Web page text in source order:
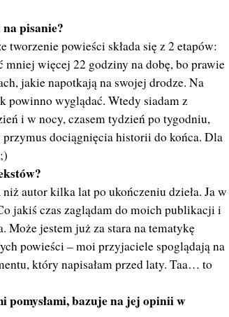
pisanie?
tworzenie powieści składa się z 2 etapów:
więcej 22 godziny na dobę, bo prawie
jakie napotkają na swojej drodze. Na
powinno wyglądać. Wtedy siadam z
i w nocy, czasem tydzień po tygodniu,
dociągnięcia historii do końca. Dla
autor kilka lat po ukończeniu dzieła. Ja w
jakiś czas zaglądam do moich publikacji i
Może jestem już za stara na tematykę
powieści – moi przyjaciele spoglądają na
który napisałam przed laty. Taa… to
pomysłami, bazuje na jej opinii w